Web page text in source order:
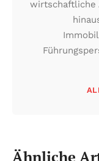
wirtschaftliche
Ähnliche